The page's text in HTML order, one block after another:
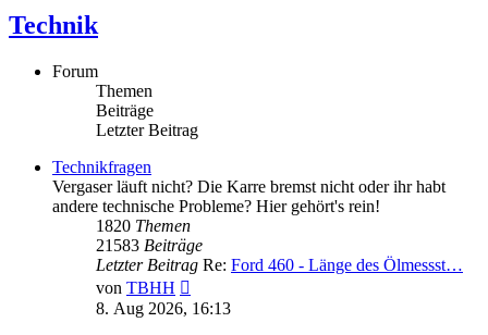
Technik
Forum
Themen
Beiträge
Letzter Beitrag
Technikfragen
Vergaser läuft nicht? Die Karre bremst nicht oder ihr habt
andere technische Probleme? Hier gehört's rein!
1820 Themen
21583 Beiträge
Letzter Beitrag Re: Ford 460 - Länge des Ölmessst…
von TBHH
Beitrag
8. Aug 2026, 16:13